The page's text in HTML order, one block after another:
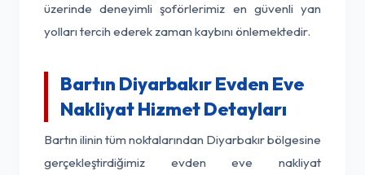
üzerinde deneyimli şoförlerimiz en güvenli yan
yolları tercih ederek zaman kaybını önlemektedir.
Bartın Diyarbakır Evden Eve
Nakliyat Hizmet Detayları
Bartın ilinin tüm noktalarından Diyarbakır bölgesine
gerçekleştirdiğimiz evden eve nakliyat